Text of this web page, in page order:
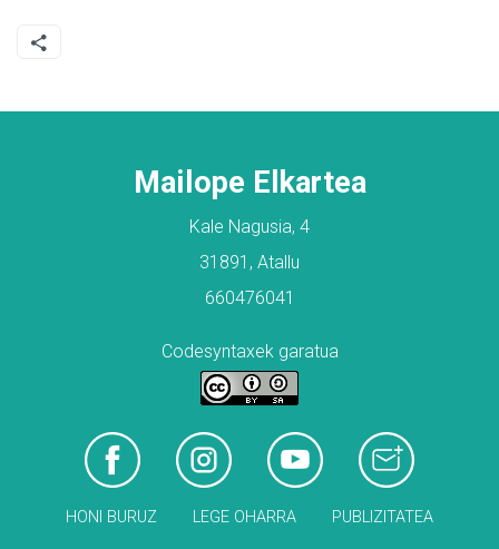
Mailope Elkartea
Kale Nagusia, 4
31891, Atallu
660476041
Codesyntaxek garatua
HONI BURUZ LEGE OHARRA PUBLIZITATEA